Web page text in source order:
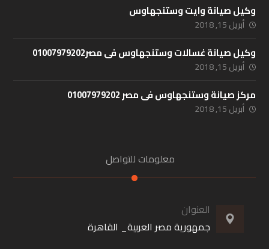
وكيل صيانة وايت وستنجهاوس
أبريل 15, 2018
وكيل صيانة غسالات وستنجهاوس فى مصر01007979202
أبريل 15, 2018
مركز صيانة وستنجهاوس فى مصر 01007979202
أبريل 15, 2018
معلومات للتواصل
العنوان
جمهورية مصر العربية_ القاهرة